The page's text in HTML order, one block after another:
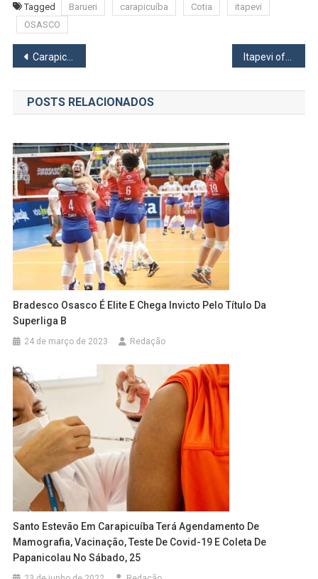
Tagged Barueri carapicuíba Cotia
itapevi
OSASCO
Navegação
de
Post
Carapicuíba começa a vacinar pessoas de 19 anos nesta sexta, 13
POSTS RELACIONADOS
Bradesco Osasco É Elite E Chega Invicto Pelo Título Da
Superliga B
24 de março de 2023 Redação
Santo Estevão Em Carapicuíba Terá Agendamento De
Mamografia, Vacinação, Teste De Covid-19 E Coleta De
Papanicolau No Sábado, 25